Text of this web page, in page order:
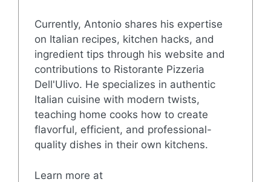
Currently, Antonio shares his expertise
on Italian recipes, kitchen hacks, and
ingredient tips through his website and
contributions to Ristorante Pizzeria
Dell'Ulivo. He specializes in authentic
Italian cuisine with modern twists,
teaching home cooks how to create
flavorful, efficient, and professional-
quality dishes in their own kitchens.
Learn more at